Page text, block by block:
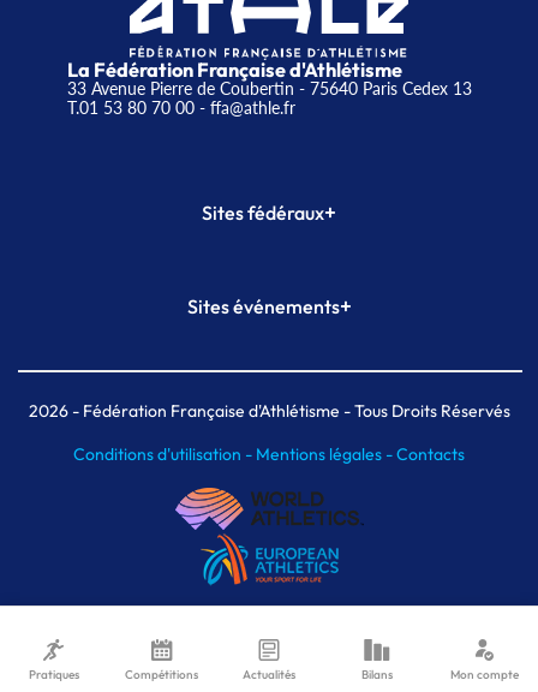
La Fédération Française d'Athlétisme
33 Avenue Pierre de Coubertin - 75640 Paris Cedex 13
T.01 53 80 70 00- ffa@athle.fr
Sites fédéraux+
Plateforme Formation
Sites événements+
Meeting de Paris indoor
MAIF Ekiden de Paris
2026- Fédération Française d'Athlétisme - Tous Droits Réservés
Conditions d'utilisation - Mentions légales -Contacts
Pratiques Compétitions Actualités Bilans Mon compte